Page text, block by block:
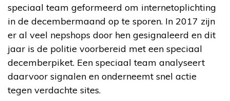
speciaal team geformeerd om internetoplichting
in de decembermaand op te sporen. In 2017 zijn
er al veel nepshops door hen gesignaleerd en dit
jaar is de politie voorbereid met een speciaal
decemberpiket. Een speciaal team analyseert
daarvoor signalen en onderneemt snel actie
tegen verdachte sites.